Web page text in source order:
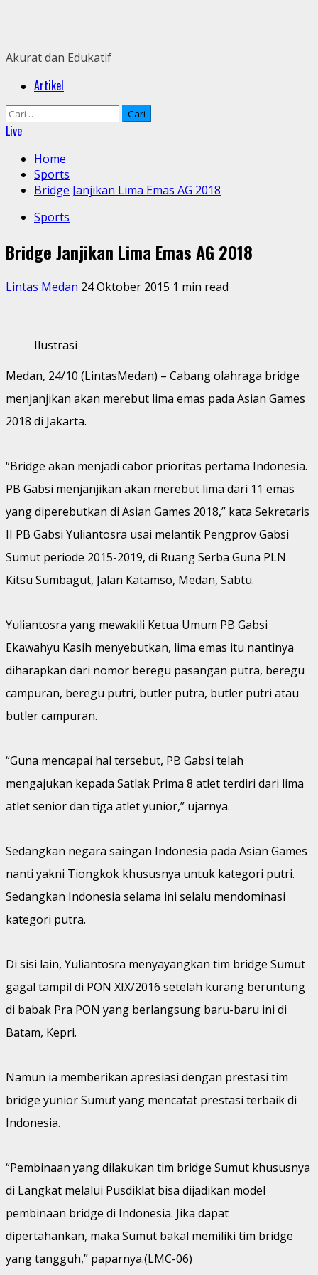
Akurat dan Edukatif
PrimaryArtikel
Cari
untuk:
Live
Home
Sports
Bridge Janjikan Lima Emas AG 2018
Sports
Bridge Janjikan Lima Emas AG 2018
Lintas Medan 24 Oktober 2015 1 min read
Ilustrasi
Medan, 24/10 (LintasMedan) – Cabang olahraga bridge
menjanjikan akan merebut lima emas pada Asian Games
2018 di Jakarta.
“Bridge akan menjadi cabor prioritas pertama Indonesia.
PB Gabsi menjanjikan akan merebut lima dari 11 emas
yang diperebutkan di Asian Games 2018,” kata Sekretaris
II PB Gabsi Yuliantosra usai melantik Pengprov Gabsi
Sumut periode 2015-2019, di Ruang Serba Guna PLN
Kitsu Sumbagut, Jalan Katamso, Medan, Sabtu.
Yuliantosra yang mewakili Ketua Umum PB Gabsi
Ekawahyu Kasih menyebutkan, lima emas itu nantinya
diharapkan dari nomor beregu pasangan putra, beregu
campuran, beregu putri, butler putra, butler putri atau
butler campuran.
“Guna mencapai hal tersebut, PB Gabsi telah
mengajukan kepada Satlak Prima 8 atlet terdiri dari lima
atlet senior dan tiga atlet yunior,” ujarnya.
Sedangkan negara saingan Indonesia pada Asian Games
nanti yakni Tiongkok khususnya untuk kategori putri.
Sedangkan Indonesia selama ini selalu mendominasi
kategori putra.
Di sisi lain, Yuliantosra menyayangkan tim bridge Sumut
gagal tampil di PON XIX/2016 setelah kurang beruntung
di babak Pra PON yang berlangsung baru-baru ini di
Batam, Kepri.
Namun ia memberikan apresiasi dengan prestasi tim
bridge yunior Sumut yang mencatat prestasi terbaik di
Indonesia.
“Pembinaan yang dilakukan tim bridge Sumut khususnya
di Langkat melalui Pusdiklat bisa dijadikan model
pembinaan bridge di Indonesia. Jika dapat
dipertahankan, maka Sumut bakal memiliki tim bridge
yang tangguh,” paparnya.(LMC-06)